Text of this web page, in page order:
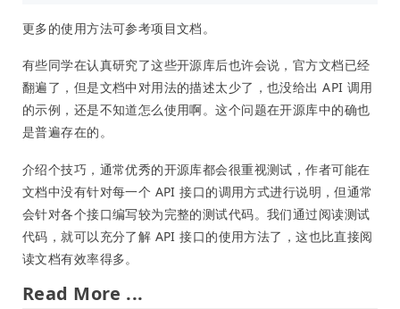
更多的使用方法可参考项目文档。
有些同学在认真研究了这些开源库后也许会说，官方文档已经
翻遍了，但是文档中对用法的描述太少了，也没给出 API 调用
的示例，还是不知道怎么使用啊。这个问题在开源库中的确也
是普遍存在的。
介绍个技巧，通常优秀的开源库都会很重视测试，作者可能在
文档中没有针对每一个 API 接口的调用方式进行说明，但通常
会针对各个接口编写较为完整的测试代码。我们通过阅读测试
代码，就可以充分了解 API 接口的使用方法了，这也比直接阅
读文档有效率得多。
Read More ...